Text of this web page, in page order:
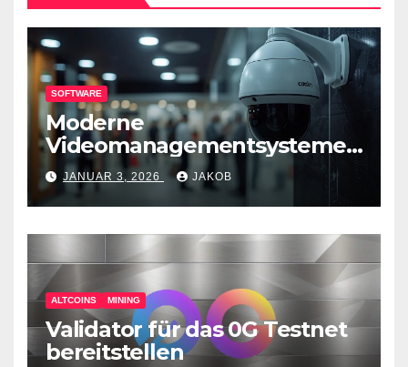
SOFTWARE
Moderne
Videomanagementsysteme
(VMS) – mehr als nur
Überwachungswerkzeuge
JANUAR 3, 2026 JAKOB
ALTCOINS MINING
Validator für das 0G Testnet
bereitstellen